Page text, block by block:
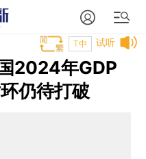
试听
T中
2024年GDP
仍待打破